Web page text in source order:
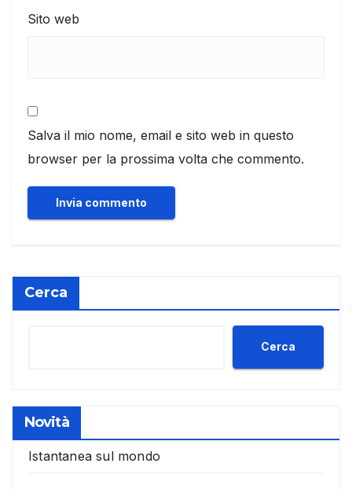
Sito web
Salva il mio nome, email e sito web in questo
browser per la prossima volta che commento.
Cerca
Cerca
Novità
Istantanea sul mondo